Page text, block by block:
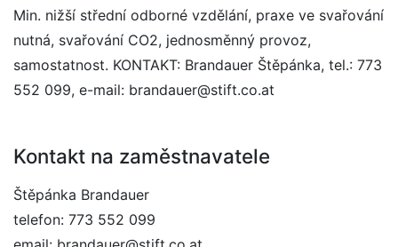
Min. nižší střední odborné vzdělání, praxe ve svařování
nutná, svařování CO2, jednosměnný provoz,
samostatnost. KONTAKT: Brandauer Štěpánka, tel.: 773
552 099, e-mail: brandauer@stift.co.at
Kontakt na zaměstnavatele
Štěpánka Brandauer
telefon: 773 552 099